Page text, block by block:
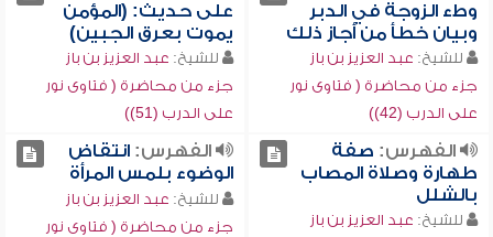
وطء الزوجة في الدبر
وبيان خطأ من أجاز ذلك
للشيخ: عبد العزيز بن باز
جزء من محاضرة ( فتاوى نور
على الدرب (42))
على حديث: (المؤمن
يموت بعرق الجبين)
للشيخ: عبد العزيز بن باز
جزء من محاضرة ( فتاوى نور
على الدرب (51))
الفهرس: صفة
طهارة وصلاة المصاب
بالشلل
للشيخ: عبد العزيز بن باز
الفهرس:انتقاض
الوضوء بلمس المرأة
للشيخ: عبد العزيز بن باز
جزء من محاضرة ( فتاوى نور